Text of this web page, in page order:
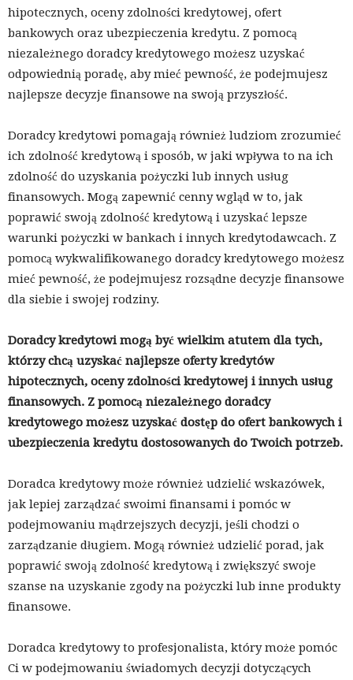
hipotecznych, oceny zdolności kredytowej, ofert
bankowych oraz ubezpieczenia kredytu. Z pomocą
niezależnego doradcy kredytowego możesz uzyskać
odpowiednią poradę, aby mieć pewność, że podejmujesz
najlepsze decyzje finansowe na swoją przyszłość.
Doradcy kredytowi pomagają również ludziom zrozumieć
ich zdolność kredytową i sposób, w jaki wpływa to na ich
zdolność do uzyskania pożyczki lub innych usług
finansowych. Mogą zapewnić cenny wgląd w to, jak
poprawić swoją zdolność kredytową i uzyskać lepsze
warunki pożyczki w bankach i innych kredytodawcach. Z
pomocą wykwalifikowanego doradcy kredytowego możesz
mieć pewność, że podejmujesz rozsądne decyzje finansowe
dla siebie i swojej rodziny.
Doradcy kredytowi mogą być wielkim atutem dla tych,
którzy chcą uzyskać najlepsze oferty kredytów
hipotecznych, oceny zdolności kredytowej i innych usług
finansowych. Z pomocą niezależnego doradcy
kredytowego możesz uzyskać dostęp do ofert bankowych i
ubezpieczenia kredytu dostosowanych do Twoich potrzeb.
Doradca kredytowy może również udzielić wskazówek,
jak lepiej zarządzać swoimi finansami i pomóc w
podejmowaniu mądrzejszych decyzji, jeśli chodzi o
zarządzanie długiem. Mogą również udzielić porad, jak
poprawić swoją zdolność kredytową i zwiększyć swoje
szanse na uzyskanie zgody na pożyczki lub inne produkty
finansowe.
Doradca kredytowy to profesjonalista, który może pomóc
Ci w podejmowaniu świadomych decyzji dotyczących